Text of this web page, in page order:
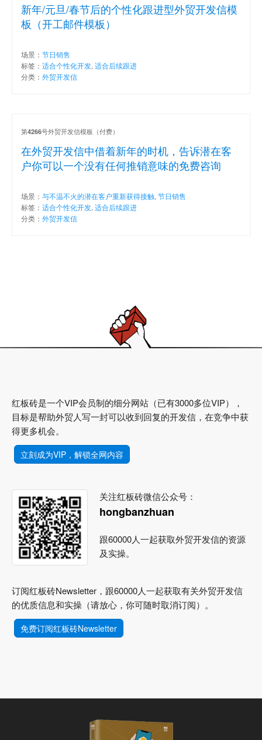
新年/元旦/春节后的个性化跟进型外贸开发信模
板（开工邮件模板）
场景： 节日销售
标签： 适合个性化开发, 适合后续跟进
分类： 外贸开发信
在外贸开发信中借着新年的时机，告诉潜在客
户你可以一个没有任何推销意味的免费咨询
第4266号外贸开发信模板（付费）
场景： 与不温不火的潜在客户重新获得接触, 节日销售
标签： 适合个性化开发, 适合后续跟进
分类： 外贸开发信
红板砖是一个VIP会员制的细分网站（已有3000多位VIP），
目标是帮助外贸人写一封可以收到回复的开发信，在竞争中获
得更多机会。
立刻成为VIP，解锁全网内容
关注红板砖微信公众号：
hongbanzhuan
跟60000人一起获取外贸开发信的资源
及实操。
订阅红板砖Newsletter，跟60000人一起获取有关外贸开发信
的优质信息和实操（请放心，你可随时取消订阅）。
免费订阅红板砖Newsletter